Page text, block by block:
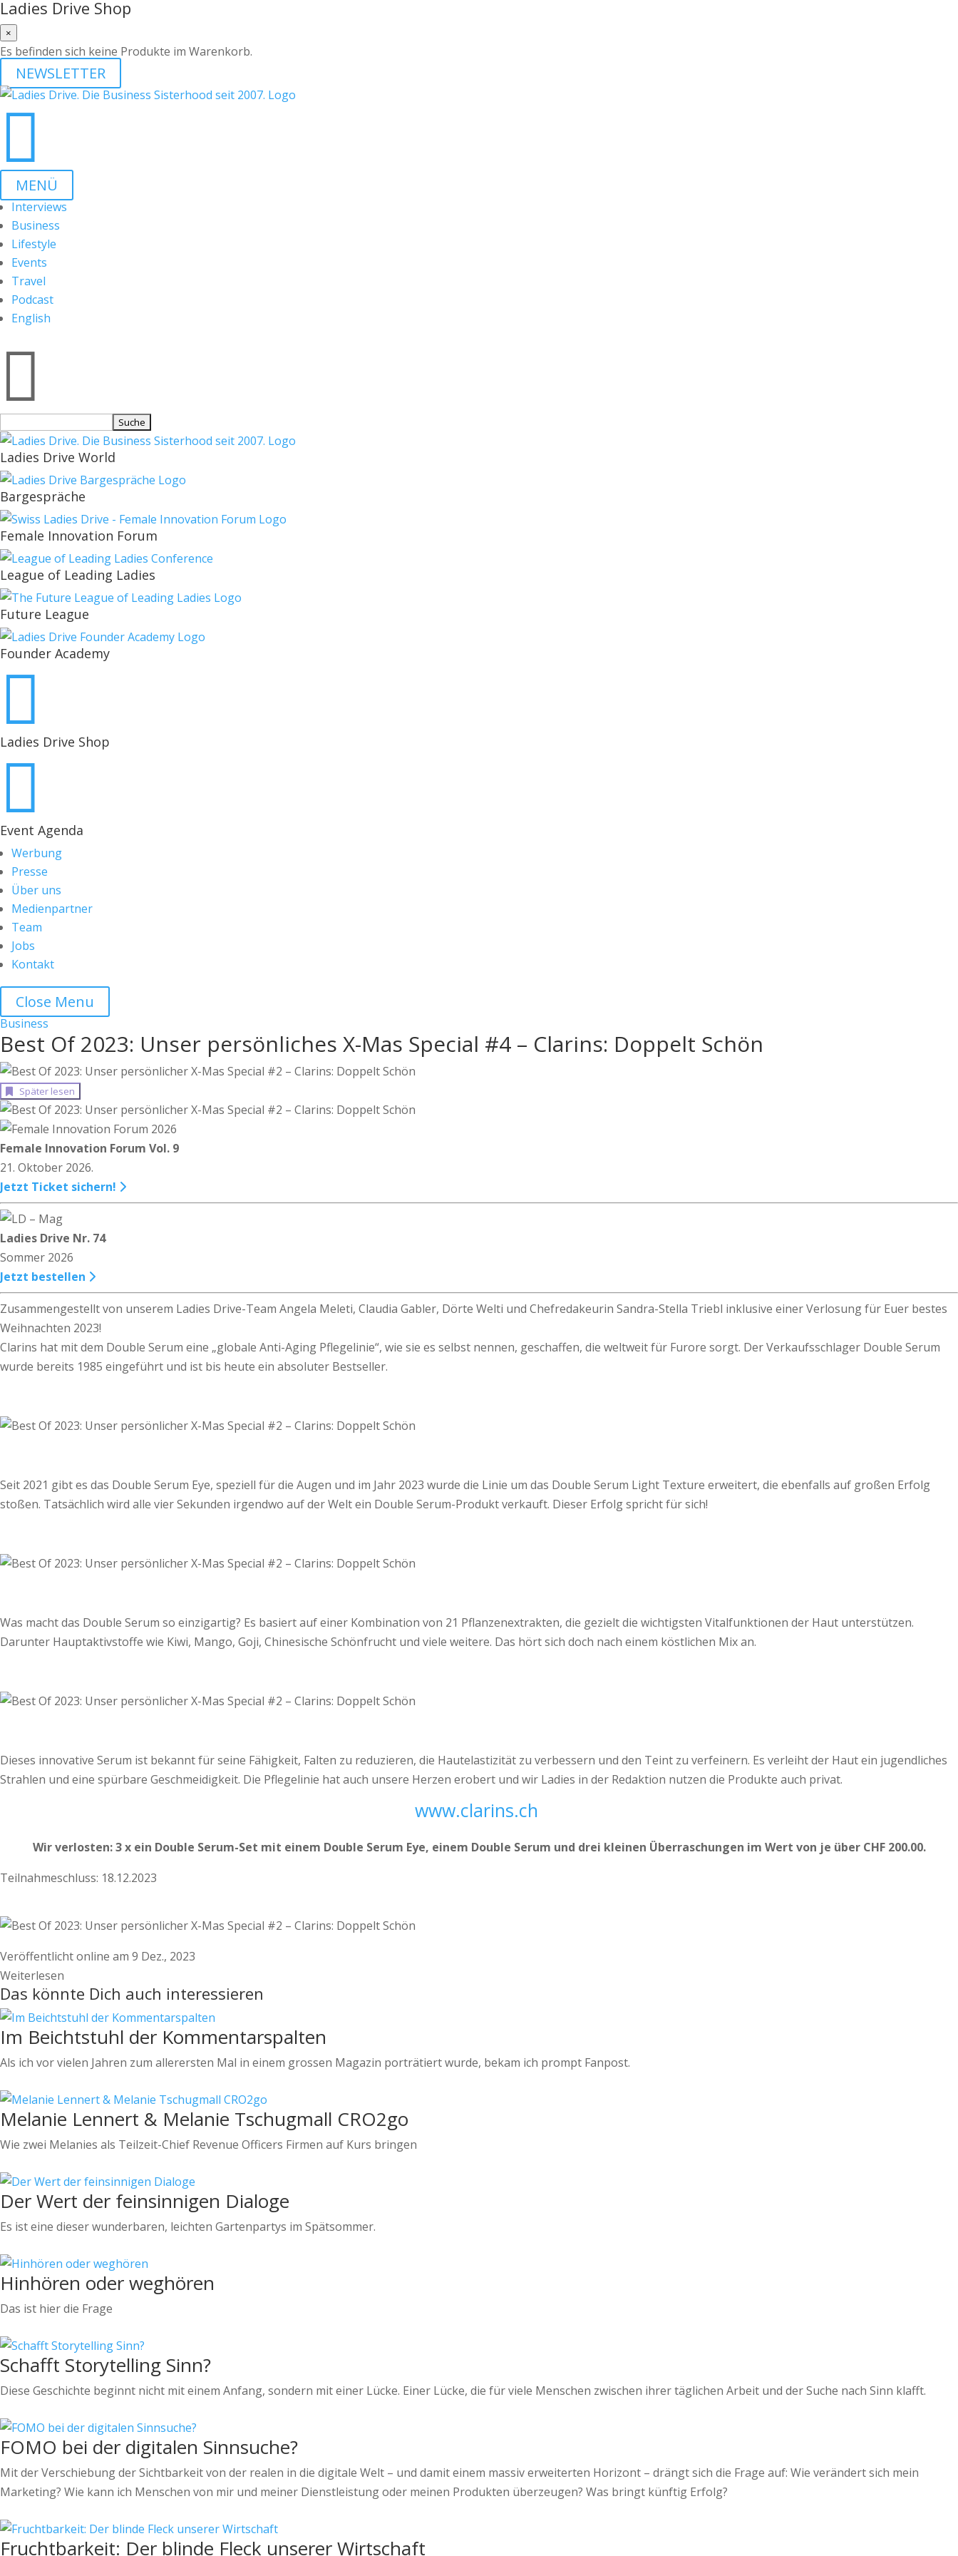
Ladies Drive Shop
×
Es befinden sich keine Produkte im Warenkorb.
NEWSLETTER

MENÜ
Interviews
Business
Lifestyle
Events
Travel
Podcast
English

nach:
Ladies Drive World
Bargespräche
Female Innovation Forum
League of Leading Ladies
Future League
Founder Academy

Ladies Drive Shop

Event Agenda
Werbung
Presse
Über uns
Medienpartner
Team
Jobs
Kontakt
Close Menu
Business
Best Of 2023: Unser persönliches X-Mas Special #4 – Clarins: Doppelt Schön
Später lesen
Female Innovation Forum Vol. 9
21. Oktober 2026.
Jetzt Ticket sichern!
Ladies Drive Nr. 74
Sommer 2026
Jetzt bestellen
Zusammengestellt von unserem Ladies Drive-Team Angela Meleti, Claudia Gabler, Dörte Welti und Chefredakeurin Sandra-Stella Triebl inklusive einer Verlosung für Euer bestes
Weihnachten 2023!
Clarins hat mit dem Double Serum eine „globale Anti-Aging Pflegelinie“, wie sie es selbst nennen, geschaffen, die weltweit für Furore sorgt. Der Verkaufsschlager Double Serum
wurde bereits 1985 eingeführt und ist bis heute ein absoluter Bestseller.
Seit 2021 gibt es das Double Serum Eye, speziell für die Augen und im Jahr 2023 wurde die Linie um das Double Serum Light Texture erweitert, die ebenfalls auf großen Erfolg
stoßen. Tatsächlich wird alle vier Sekunden irgendwo auf der Welt ein Double Serum-Produkt verkauft. Dieser Erfolg spricht für sich!
Was macht das Double Serum so einzigartig? Es basiert auf einer Kombination von 21 Pflanzenextrakten, die gezielt die wichtigsten Vitalfunktionen der Haut unterstützen.
Darunter Hauptaktivstoffe wie Kiwi, Mango, Goji, Chinesische Schönfrucht und viele weitere. Das hört sich doch nach einem köstlichen Mix an.
Dieses innovative Serum ist bekannt für seine Fähigkeit, Falten zu reduzieren, die Hautelastizität zu verbessern und den Teint zu verfeinern. Es verleiht der Haut ein jugendliches
Strahlen und eine spürbare Geschmeidigkeit. Die Pflegelinie hat auch unsere Herzen erobert und wir Ladies in der Redaktion nutzen die Produkte auch privat.
www.clarins.ch
Wir verlosten: 3 x ein Double Serum-Set mit einem Double Serum Eye, einem Double Serum und drei kleinen Überraschungen im Wert von je über CHF 200.00.
Teilnahmeschluss: 18.12.2023
Veröffentlicht online am 9 Dez., 2023
Weiterlesen
Das könnte Dich auch interessieren
Im Beichtstuhl der Kommentarspalten
Als ich vor vielen Jahren zum allerersten Mal in einem grossen Magazin porträtiert wurde, bekam ich prompt Fanpost.
Melanie Lennert & Melanie Tschugmall CRO2go
Wie zwei Melanies als Teilzeit-Chief Revenue Officers Firmen auf Kurs bringen
Der Wert der feinsinnigen Dialoge
Es ist eine dieser wunderbaren, leichten Gartenpartys im Spätsommer.
Hinhören oder weghören
Das ist hier die Frage
Schafft Storytelling Sinn?
Diese Geschichte beginnt nicht mit einem Anfang, sondern mit einer Lücke. Einer Lücke, die für viele Menschen zwischen ihrer täglichen Arbeit und der Suche nach Sinn klafft.
FOMO bei der digitalen Sinnsuche?
Mit der Verschiebung der Sichtbarkeit von der realen in die digitale Welt – und damit einem massiv erweiterten Horizont – drängt sich die Frage auf: Wie verändert sich mein
Marketing? Wie kann ich Menschen von mir und meiner Dienstleistung oder meinen Produkten überzeugen? Was bringt künftig Erfolg?
Fruchtbarkeit: Der blinde Fleck unserer Wirtschaft